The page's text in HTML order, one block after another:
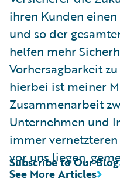
ihren Kunden
und so der
helfen mehr
Vorhersagbarkeit
hierbei ist meiner
Zusammenarbeit
Unternehmen und
immer
vor uns liegen,
See More Articles
Subscribe to Our Blog